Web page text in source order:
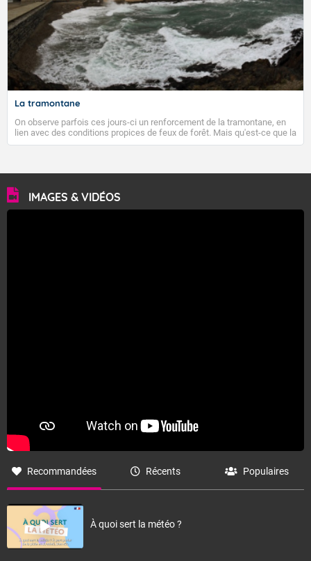
La tramontane
On observe parfois ces jours-ci un renforcement de la tramontane, en
lien avec des conditions propices de feux de forêt. Mais qu'est-ce que la
tramontane ? Quelles sont ses caractéristiques ? La tramontane est un
l’ouest de l’Hérault. L’étymologie de ce vent vient du latin trasmontanus,
signifiant au-delà des monts, en allusion aux régions montagneuses
d’où provient ce vent.
IMAGES & VIDÉOS
Recommandées Récents Populaires
À quoi sert la météo ?